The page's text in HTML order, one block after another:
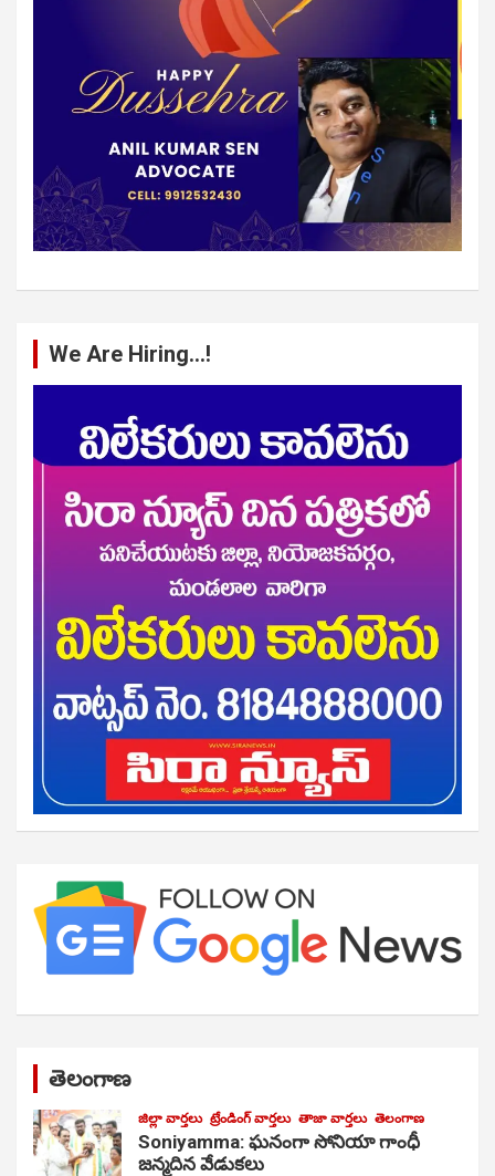
We Are Hiring…!
తెలంగాణ
జిల్లా వార్తలు ట్రేండింగ్ వార్తలు తాజా వార్తలు తెలంగాణ
Soniyamma: ఘ‌నంగా సోనియా గాంధీ
జ‌న్మ‌దిన వేడుక‌లు